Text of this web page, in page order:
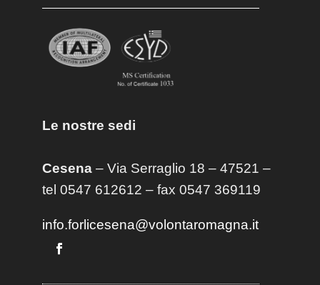
Le nostre sedi
Cesena– Via Serraglio 18 – 47521 –
tel 0547 612612 – fax 0547 369119
info.forlicesena@volontaromagna.it